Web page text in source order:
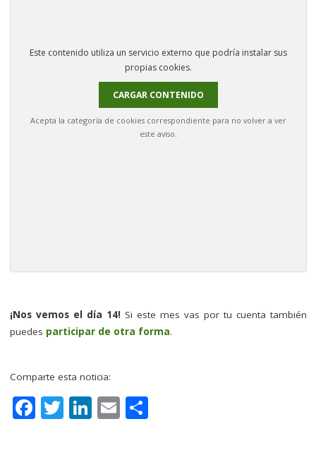
Este contenido utiliza un servicio externo que podría instalar sus
propias cookies.
CARGAR CONTENIDO
Acepta la categoría de cookies correspondiente para no volver a ver
este aviso.
¡Nos vemos el día 14! Si este mes vas por tu cuenta también
puedes participar de otra forma.
Comparte esta noticia:
F T Li E C